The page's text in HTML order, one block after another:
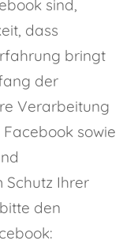
sind,
dass
bringt
der
Verarbeitung
sowie
Schutz Ihrer
den